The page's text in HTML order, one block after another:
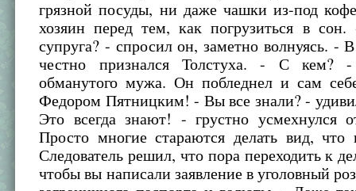
грязной посуды, ни даже чашки из-под
хозяин перед тем, как погрузиться в
супруга? - спросил он, заметно волнуясь.
честно признался Толстуха. - С кем?
обманутого мужа. Он побледнел и сам
Федором Пятницким! - Вы все знали? -
Это всегда знают! - грустно усмехнулся
Просто многие стараются делать вид, что
Следователь решил, что пора переходить к
чтобы вы написали заявление в уголовный